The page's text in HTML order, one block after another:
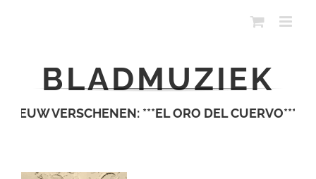
BLADMUZIEK
VERSCHENEN: ***EL ORO DEL CUERVO*** NIEUW